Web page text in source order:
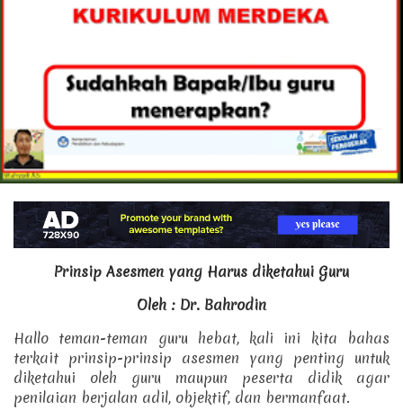
Prinsip Asesmen yang Harus diketahui Guru
Oleh : Dr. Bahrodin
Hallo teman-teman guru hebat, kali ini kita bahas
terkait prinsip-prinsip asesmen yang penting untuk
diketahui oleh guru maupun peserta didik agar
penilaian berjalan adil, objektif, dan bermanfaat.